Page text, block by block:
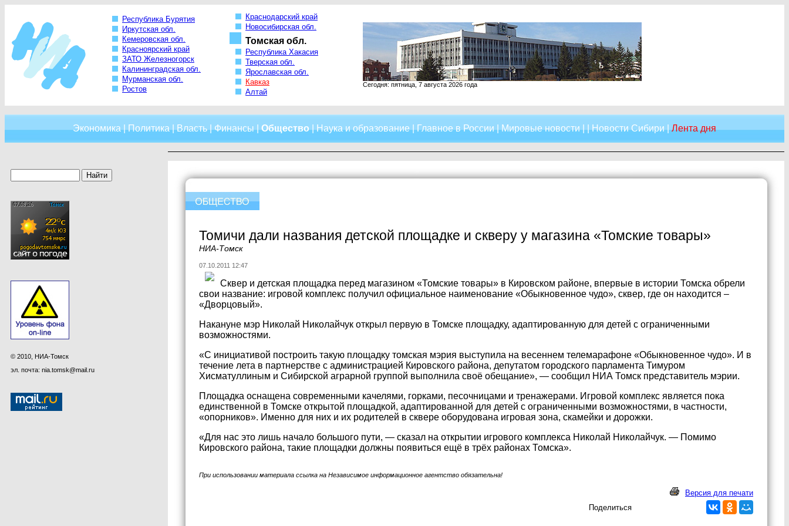
Республика Бурятия
Иркутская обл.
Кемеровская обл.
Красноярский край
ЗАТО Железногорск
Калининградская обл.
Мурманская обл.
Ростов
Краснодарский край
Новосибирская обл.
Томская обл.
Республика Хакасия
Тверская обл.
Ярославская обл.
Кавказ
Алтай
Сегодня: пятница, 7 августа 2026 года
Экономика|Политика|Власть|Финансы|Общество|Наука и образование|Главное в России|Мировые новости| |Новости Сибири|Лента дня
© 2010, НИА-Томск
эл. почта: nia.tomsk@mail.ru
Томичи дали названия детской площадке и скверу у магазина «Томские товары»
НИА-Томск
07.10.2011 12:47
Сквер и детская площадка перед магазином «Томские товары» в Кировском районе, впервые в истории Томска обрели
свои название: игровой комплекс получил официальное наименование «Обыкновенное чудо», сквер, где он находится –
«Дворцовый».
Накануне мэр Николай Николайчук открыл первую в Томске площадку, адаптированную для детей с ограниченными
возможностями.
«С инициативой построить такую площадку томская мэрия выступила на весеннем телемарафоне «Обыкновенное чудо». И в
течение лета в партнерстве с администрацией Кировского района, депутатом городского парламента Тимуром
Хисматуллиным и Сибирской аграрной группой выполнила своё обещание», — сообщил НИА Томск представитель мэрии.
Площадка оснащена современными качелями, горками, песочницами и тренажерами. Игровой комплекс является пока
единственной в Томске открытой площадкой, адаптированной для детей с ограниченными возможностями, в частности,
«опорников». Именно для них и их родителей в сквере оборудована игровая зона, скамейки и дорожки.
«Для нас это лишь начало большого пути, — сказал на открытии игрового комплекса Николай Николайчук. — Помимо
Кировского района, такие площадки должны появиться ещё в трёх районах Томска».
При использовании материала ссылка на Независимое информационное агентство обязательна!
Версия для печати
Поделиться